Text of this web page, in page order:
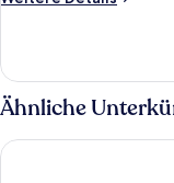
(Superior
3+1)
Ähnliche
ROBINSON DJERBA